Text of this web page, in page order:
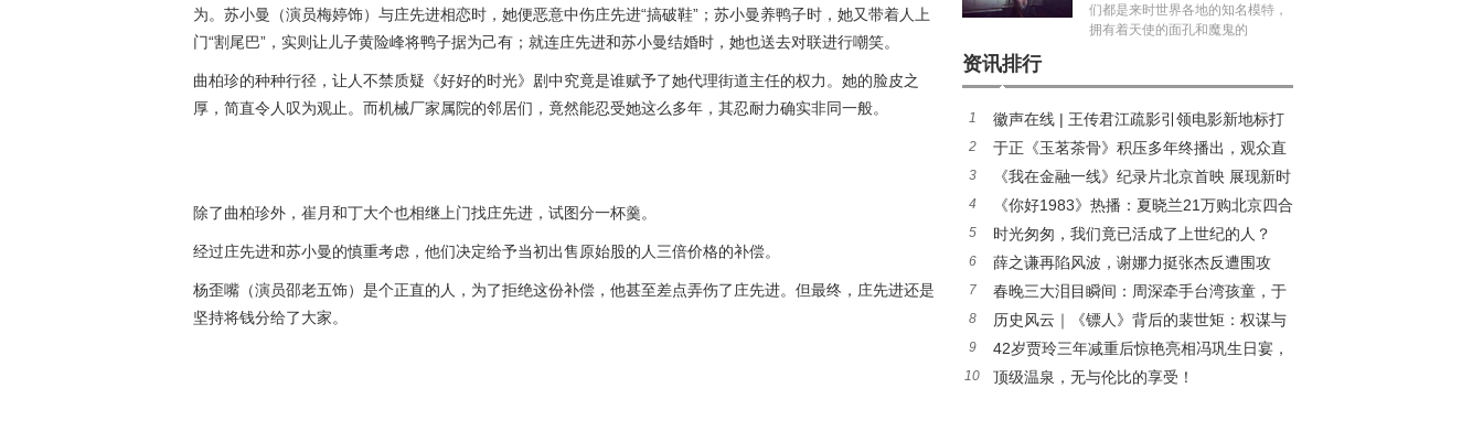
为。苏小曼（演员梅婷饰）与庄先进相恋时，她便恶意中伤庄先进“搞破鞋”；苏小曼养鸭子时，她又带着人上
门“割尾巴”，实则让儿子黄险峰将鸭子据为己有；就连庄先进和苏小曼结婚时，她也送去对联进行嘲笑。
曲柏珍的种种行径，让人不禁质疑《好好的时光》剧中究竟是谁赋予了她代理街道主任的权力。她的脸皮之
厚，简直令人叹为观止。而机械厂家属院的邻居们，竟然能忍受她这么多年，其忍耐力确实非同一般。
除了曲柏珍外，崔月和丁大个也相继上门找庄先进，试图分一杯羹。
经过庄先进和苏小曼的慎重考虑，他们决定给予当初出售原始股的人三倍价格的补偿。
杨歪嘴（演员邵老五饰）是个正直的人，为了拒绝这份补偿，他甚至差点弄伤了庄先进。但最终，庄先进还是
坚持将钱分给了大家。
们都是来时世界各地的知名模特，
拥有着天使的面孔和魔鬼的
资讯排行
1
徽声在线 | 王传君江疏影引领电影新地标打
卡热潮
2
于正《玉茗茶骨》积压多年终播出，观众直
呼：真没必要！
3
《我在金融一线》纪录片北京首映 展现新时
代金融守护者的温度与担当
4
《你好1983》热播：夏晓兰21万购北京四合
院，背后隐藏哪些深意？
5 时光匆匆，我们竟已活成了上世纪的人？
6 薛之谦再陷风波，谢娜力挺张杰反遭围攻
7
春晚三大泪目瞬间：周深牵手台湾孩童，于
和伟凝望海峡，胡德夫唱响乡愁
8
历史风云｜《镖人》背后的裴世矩：权谋与
抉择
9
42岁贾玲三年减重后惊艳亮相冯巩生日宴，
身材状态引热议
10 顶级温泉，无与伦比的享受！